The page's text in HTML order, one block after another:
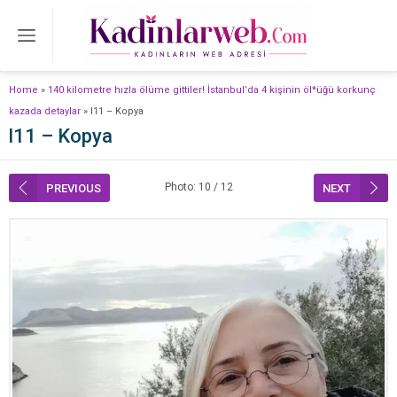
Home » 140 kilometre hızla ölüme gittiler! İstanbul’da 4 kişinin öl*üğü korkunç
kazada detaylar » l11 – Kopya
l11 – Kopya
PREVIOUS Photo: 10 / 12 NEXT